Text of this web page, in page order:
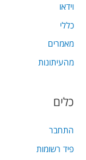
וידאו
כללי
מאמרים
מהעיתונות
כלים
התחבר
פיד רשומות